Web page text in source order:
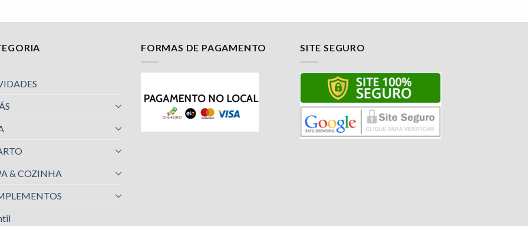
& COZINHA
FORMAS DE PAGAMENTO SITE SEGURO